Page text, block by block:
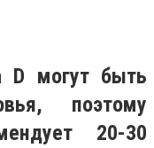
D могут быть
поэтому
20-30